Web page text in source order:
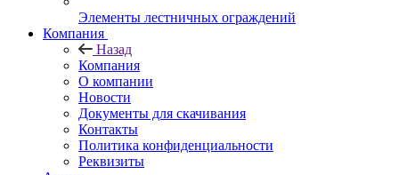
Элементы лестничных ограждений
Компания
Назад
Компания
О компании
Новости
Документы для скачивания
Контакты
Политика конфиденциальности
Реквизиты